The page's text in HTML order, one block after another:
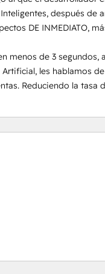
después de
DE INMEDIATO,
menos de 3 segundos,
les hablamos
Reduciendo la tasa